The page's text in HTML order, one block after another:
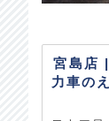
宮島店
力車の